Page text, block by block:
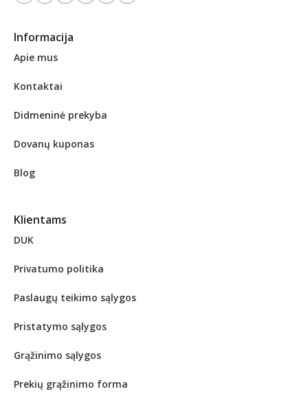
Informacija
Apie mus
Kontaktai
Didmeninė prekyba
Dovanų kuponas
Blog
Klientams
DUK
Privatumo politika
Paslaugų teikimo sąlygos
Pristatymo sąlygos
Grąžinimo sąlygos
Prekių grąžinimo forma